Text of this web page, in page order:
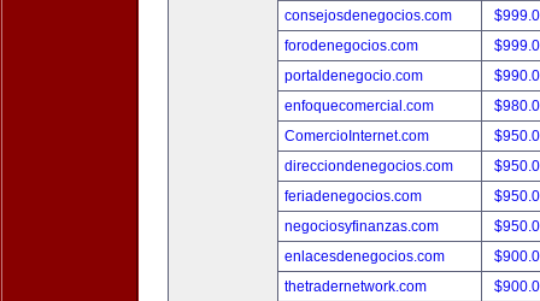
consejosdenegocios.com
forodenegocios.com
portaldenegocio.com
enfoquecomercial.com
ComercioInternet.com
direcciondenegocios.com
feriadenegocios.com
negociosyfinanzas.com
enlacesdenegocios.com
thetradernetwork.com